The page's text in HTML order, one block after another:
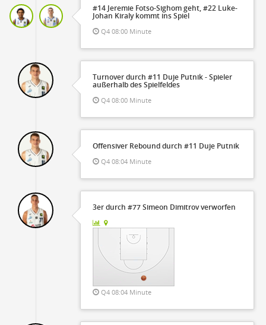
#14 Jeremie Fotso-Sighom geht, #22 Luke-
Johan Kiraly kommt ins Spiel
Q4 08:00 Minute
Turnover durch #11 Duje Putnik - Spieler
außerhalb des Spielfeldes
Q4 08:00 Minute
Offensiver Rebound durch #11 Duje Putnik
Q4 08:04 Minute
3er durch #77 Simeon Dimitrov verworfen
Q4 08:04 Minute